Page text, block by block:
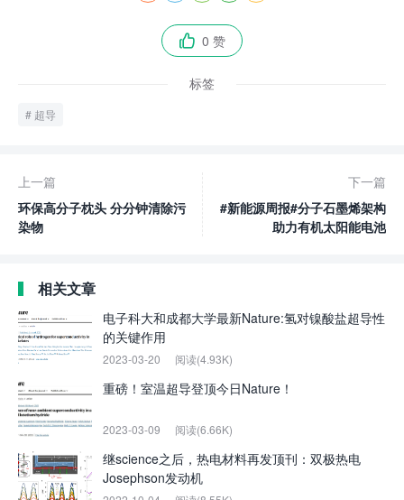
 0 赞
标签
超导
上一篇
环保高分子枕头 分分钟清除污
染物
下一篇
#新能源周报#分子石墨烯架构
助力有机太阳能电池
相关文章
电子科大和成都大学最新Nature:氢对镍酸盐超导性
的关键作用
2023-03-20 阅读(4.93K)
重磅！室温超导登顶今日Nature！
2023-03-09 阅读(6.66K)
继science之后，热电材料再发顶刊：双极热电
Josephson发动机